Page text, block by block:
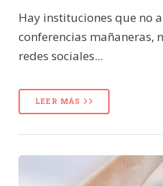
Hay instituciones que no
conferencias mañaneras,
redes sociales...
LEER MÁS